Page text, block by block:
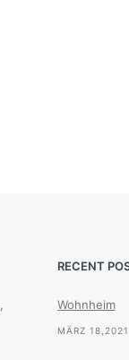
RECENT
Wohnheim
MÄRZ 18,2021